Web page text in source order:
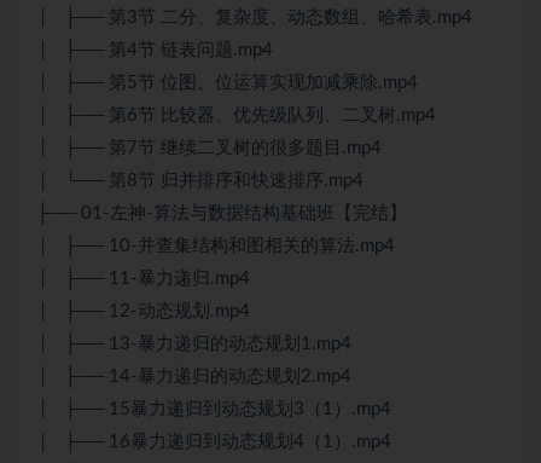
│ ├── 第3节 二分、复杂度、动态数组、哈希表.mp4
│ ├── 第4节 链表问题.mp4
│ ├── 第5节 位图、位运算实现加减乘除.mp4
│ ├── 第6节 比较器、优先级队列、二叉树.mp4
│ ├── 第7节 继续二叉树的很多题目.mp4
│ └── 第8节 归并排序和快速排序.mp4
├── 01-左神-算法与数据结构基础班【完结】
│ ├── 10-并查集结构和图相关的算法.mp4
│ ├── 11-暴力递归.mp4
│ ├── 12-动态规划.mp4
│ ├── 13-暴力递归的动态规划1.mp4
│ ├── 14-暴力递归的动态规划2.mp4
│ ├── 15暴力递归到动态规划3（1）.mp4
│ ├── 16暴力递归到动态规划4（1）.mp4